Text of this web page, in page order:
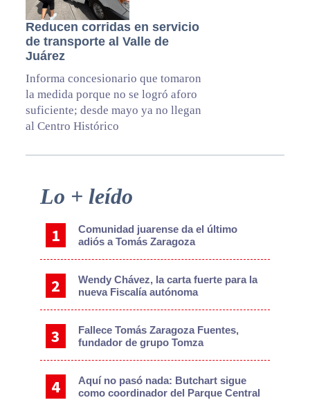
Reducen corridas en servicio
de transporte al Valle de
Juárez
Informa concesionario que tomaron
la medida porque no se logró aforo
suficiente; desde mayo ya no llegan
al Centro Histórico
Primary
Lo + leído
Comunidad juarense da el último
adiós a Tomás Zaragoza
Wendy Chávez, la carta fuerte para la
nueva Fiscalía autónoma
Fallece Tomás Zaragoza Fuentes,
fundador de grupo Tomza
Aquí no pasó nada: Butchart sigue
como coordinador del Parque Central